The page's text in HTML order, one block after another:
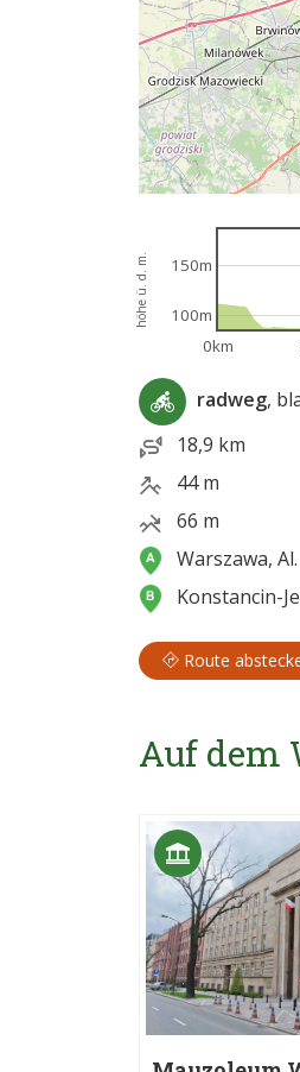
höhe ü. d. m.
0km
100m
150m
radweg,
18,9 km
44 m
66 m
Warszawa,
Konstancin-
Route
Auf dem